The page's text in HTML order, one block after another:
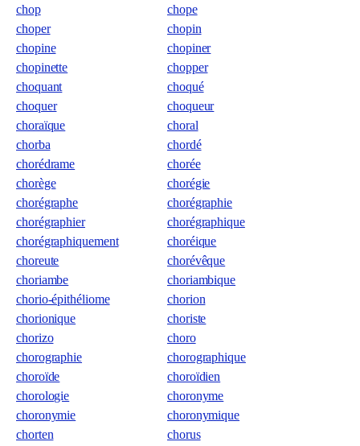
chop
chope
choper
chopin
chopine
chopiner
chopinette
chopper
choquant
choqué
choquer
choqueur
choraïque
choral
chorba
chordé
chorédrame
chorée
chorège
chorégie
chorégraphe
chorégraphie
chorégraphier
chorégraphique
chorégraphiquement
choréique
choreute
chorévêque
choriambe
choriambique
chorio-épithéliome
chorion
chorionique
choriste
chorizo
choro
chorographie
chorographique
choroïde
choroïdien
chorologie
choronyme
choronymie
choronymique
chorten
chorus